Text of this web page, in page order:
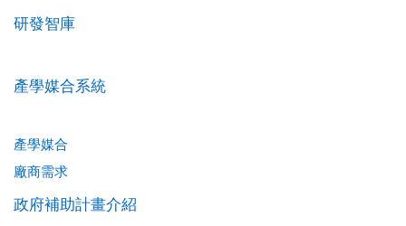
研發智庫
產學媒合系統
產學媒合
廠商需求
政府補助計畫介紹